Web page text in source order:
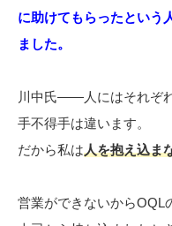
に助けてもらったという
ました。
川中氏――人にはそれぞ
手不得手は違います。
だから私は人を抱え込ま
営業ができないからOQL